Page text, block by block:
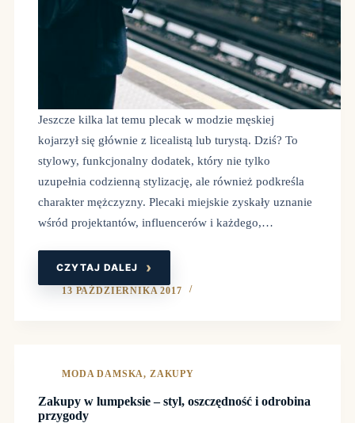
Jeszcze kilka lat temu plecak w modzie męskiej
kojarzył się głównie z licealistą lub turystą. Dziś? To
stylowy, funkcjonalny dodatek, który nie tylko
uzupełnia codzienną stylizację, ale również podkreśla
charakter mężczyzny. Plecaki miejskie zyskały uznanie
wśród projektantów, influencerów i każdego,…
CZYTAJ DALEJ
PLECAKI
–
13 PAŹDZIERNIKA 2017
MODA DAMSKA, ZAKUPY
Zakupy w lumpeksie – styl, oszczędność i odrobina
przygody